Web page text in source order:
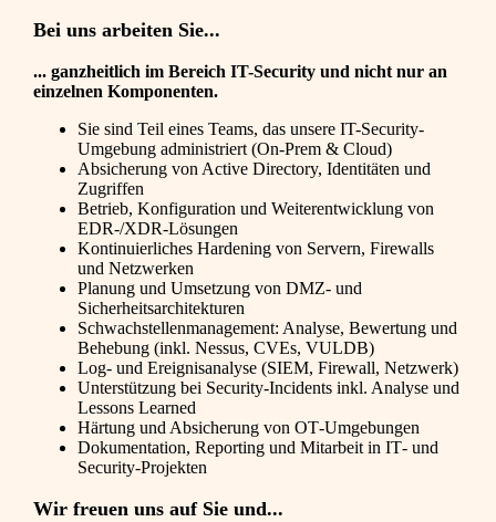
Bei uns arbeiten Sie...
... ganzheitlich im Bereich IT-Security und nicht nur an
einzelnen Komponenten.
Sie sind Teil eines Teams, das unsere IT-Security-
Umgebung administriert (On‑Prem & Cloud)
Absicherung von Active Directory, Identitäten und
Zugriffen
Betrieb, Konfiguration und Weiterentwicklung von
EDR‑/XDR‑Lösungen
Kontinuierliches Hardening von Servern, Firewalls
und Netzwerken
Planung und Umsetzung von DMZ‑ und
Sicherheitsarchitekturen
Schwachstellenmanagement: Analyse, Bewertung und
Behebung (inkl. Nessus, CVEs, VULDB)
Log‑ und Ereignisanalyse (SIEM, Firewall, Netzwerk)
Unterstützung bei Security‑Incidents inkl. Analyse und
Lessons Learned
Härtung und Absicherung von OT‑Umgebungen
Dokumentation, Reporting und Mitarbeit in IT‑ und
Security-Projekten
Wir freuen uns auf Sie und...